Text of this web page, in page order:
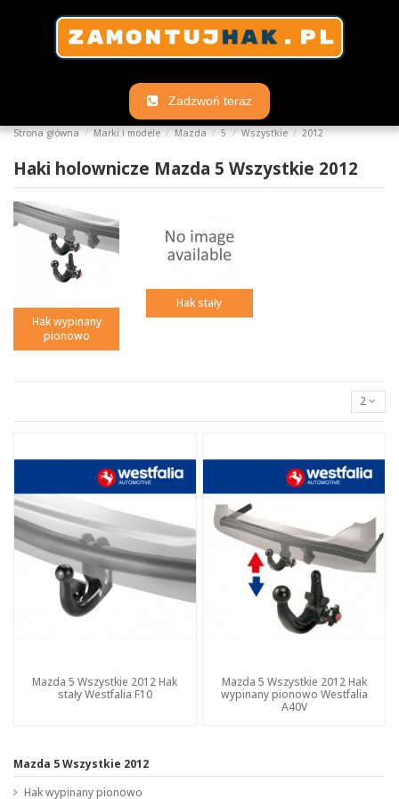
Zadzwoń teraz
Strona główna Marki i modele Mazda 5 Wszystkie 2012
Haki holownicze Mazda 5 Wszystkie 2012
Hak wypinany
pionowo
Hak stały
2
Mazda 5 Wszystkie 2012 Hak
stały Westfalia F10
Mazda 5 Wszystkie 2012 Hak
wypinany pionowo Westfalia
A40V
Mazda 5 Wszystkie 2012
Hak wypinany pionowo